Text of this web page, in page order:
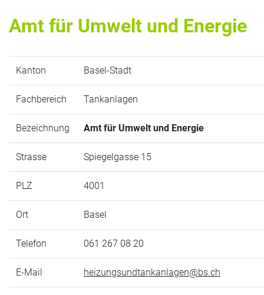
Amt für Umwelt und Energie
Kanton Basel-Stadt
Fachbereich Tankanlagen
Bezeichnung Amt für Umwelt und Energie
Strasse Spiegelgasse 15
PLZ 4001
Ort Basel
Telefon 061 267 08 20
E-Mail heizungsundtankanlagen@bs.ch